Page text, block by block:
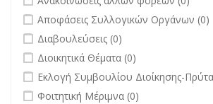
undefined
Αποφάσεις Συλλογικών Οργάνων (0)
undefined
Διαβουλεύσεις (0)
undefined
Διοικητικά Θέματα (0)
undefined
Εκλογή Συμβουλίου Διοίκησης-
undefined
Φοιτητική Μέριμνα (0)